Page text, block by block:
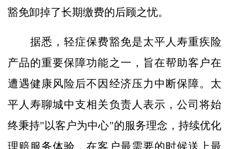
豁免卸掉了长期缴费的后顾之忧。
据悉，轻症保费豁免是太平人寿重疾险
产品的重要保障功能之一，旨在帮助客户在
遭遇健康风险后不因经济压力中断保障。太
平人寿聊城中支相关负责人表示，公司将始
终秉持"以客户为中心"的服务理念，持续优化